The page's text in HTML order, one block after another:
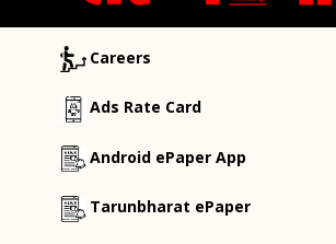
Careers
Ads Rate Card
Android ePaper App
Tarunbharat ePaper